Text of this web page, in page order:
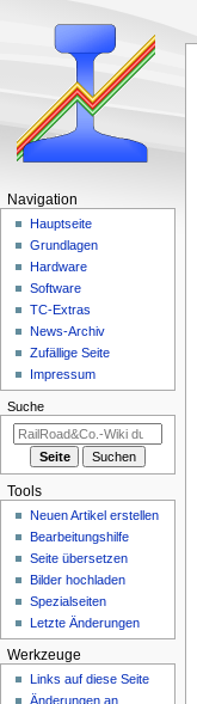
N
i
o
m
Navigation
Hauptseite
Grundlagen
Hardware
Software
TC-Extras
News-Archiv
Zufällige Seite
Impressum
Suche
Tools
Neuen Artikel erstellen
Bearbeitungshilfe
Seite übersetzen
Bilder hochladen
Spezialseiten
Letzte Änderungen
Werkzeuge
Links auf diese Seite
Änderungen an